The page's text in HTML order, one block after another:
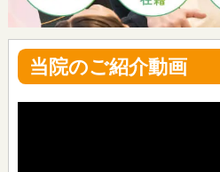
当院のご紹介動画